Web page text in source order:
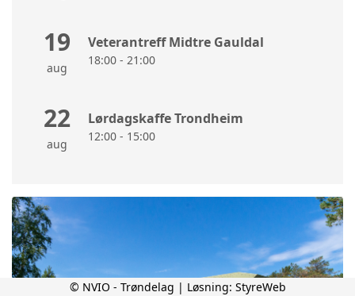
19
aug
Veterantreff Midtre Gauldal
18:00 - 21:00
22
aug
Lørdagskaffe Trondheim
12:00 - 15:00
© NVIO - Trøndelag | Løsning: StyreWeb